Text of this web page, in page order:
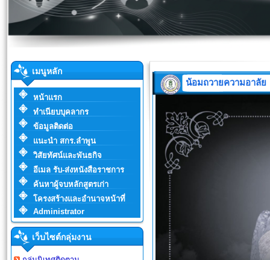
เมนูหลัก
หน้าแรก
ทำเนียบบุคลากร
ข้อมูลติดต่อ
แนะนำ สกร.ลำพูน
วิสัยทัศน์และพันธกิจ
อีเมล รับ-ส่งหนังสือราชการ
ค้นหาผู้จบหลักสูตรเก่า
โครงสร้างและอำนาจหน้าที่
Administrator
เว็บไซต์กลุ่มงาน
น้อมถวายความอาลัย